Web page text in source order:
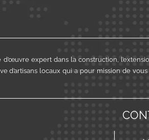
d’œuvre expert dans la construction,
d’artisans locaux qui a pour mission de